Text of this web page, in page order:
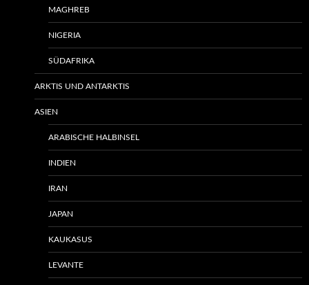
MAGHREB
NIGERIA
SÜDAFRIKA
ARKTIS UND ANTARKTIS
ASIEN
ARABISCHE HALBINSEL
INDIEN
IRAN
JAPAN
KAUKASUS
LEVANTE